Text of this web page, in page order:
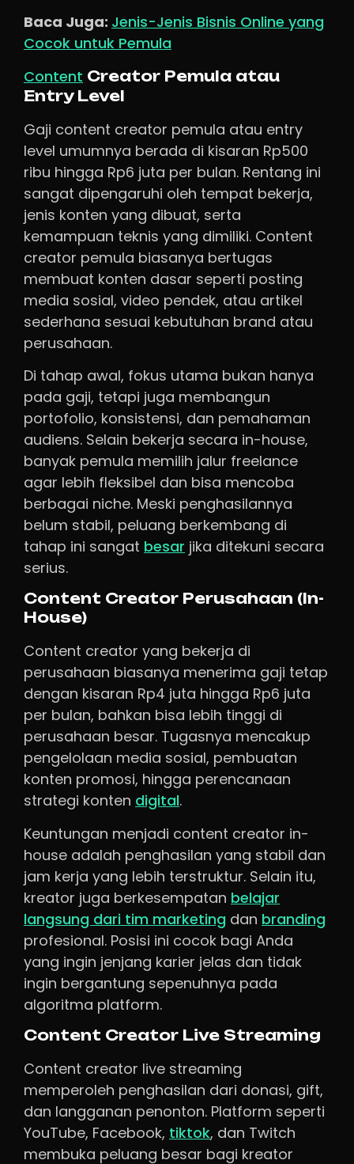
Baca Juga: Jenis-Jenis Bisnis Online yang
Cocok untuk Pemula
Content Creator Pemula atau
Entry Level
Gaji content creator pemula atau entry
level umumnya berada di kisaran Rp500
ribu hingga Rp6 juta per bulan. Rentang ini
sangat dipengaruhi oleh tempat bekerja,
jenis konten yang dibuat, serta
kemampuan teknis yang dimiliki. Content
creator pemula biasanya bertugas
membuat konten dasar seperti posting
media sosial, video pendek, atau artikel
sederhana sesuai kebutuhan brand atau
perusahaan.
Di tahap awal, fokus utama bukan hanya
pada gaji, tetapi juga membangun
portofolio, konsistensi, dan pemahaman
audiens. Selain bekerja secara in-house,
banyak pemula memilih jalur freelance
agar lebih fleksibel dan bisa mencoba
berbagai niche. Meski penghasilannya
belum stabil, peluang berkembang di
tahap ini sangat besar jika ditekuni secara
serius.
Content Creator Perusahaan (In-
House)
Content creator yang bekerja di
perusahaan biasanya menerima gaji tetap
dengan kisaran Rp4 juta hingga Rp6 juta
per bulan, bahkan bisa lebih tinggi di
perusahaan besar. Tugasnya mencakup
pengelolaan media sosial, pembuatan
konten promosi, hingga perencanaan
strategi konten digital.
Keuntungan menjadi content creator in-
house adalah penghasilan yang stabil dan
jam kerja yang lebih terstruktur. Selain itu,
kreator juga berkesempatan belajar
langsung dari tim marketing dan branding
profesional. Posisi ini cocok bagi Anda
yang ingin jenjang karier jelas dan tidak
ingin bergantung sepenuhnya pada
algoritma platform.
Content Creator Live Streaming
Content creator live streaming
memperoleh penghasilan dari donasi, gift,
dan langganan penonton. Platform seperti
YouTube, Facebook, tiktok, dan Twitch
membuka peluang besar bagi kreator